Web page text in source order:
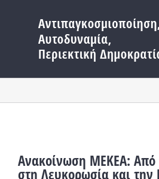
περιεχόμενο
Ανακοίνωση ΜΕΚΕΑ: Από
στη Λευκορωσία και την